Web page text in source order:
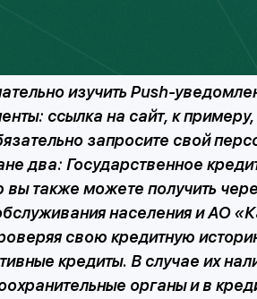
уведомление и перейти по ссылке.
изучить Push-
ссылка на сайт, к
запросите свой
два: Государственное
также можете получить
населения и АО
свою кредитную
кредиты. В случае их
органы и в